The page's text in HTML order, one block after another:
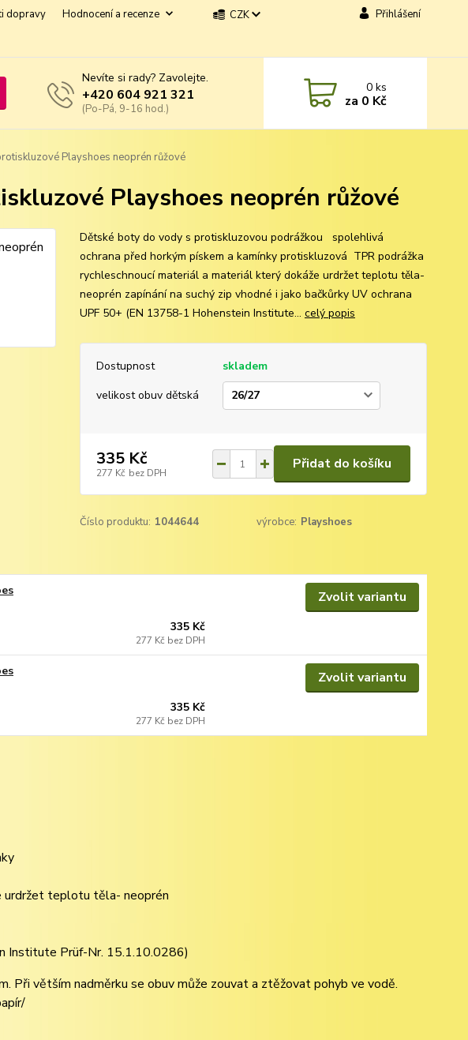
dopravy
Hodnocení a recenze
CZK Přihlášení
Nevíte si rady? Zavolejte.
+420 604 921 321
(Po-Pá, 9-16 hod.)
0ks
za 0 Kč
Playshoes neoprén růžové
Playshoes neoprén růžové
Dětské boty do vody s protiskluzovou podrážkou spolehlivá
ochrana před horkým pískem a kamínky protiskluzová TPR podrážka
rychleschnoucí materiál a materiál který dokáže urdržet teplotu těla-
neoprén zapínání na suchý zip vhodné i jako bačkůrky UV ochrana
UPF 50+ (EN 13758-1 Hohenstein Institute... celý popis
Dostupnost
skladem
velikost obuv dětská
335 Kč
277 Kč bez DPH
Přidat do košíku
Číslo produktu: 1044644 výrobce: Playshoes
335 Kč
277 Kč bez DPH
Zvolit variantu
335 Kč
277 Kč bez DPH
Zvolit variantu
urdržet teplotu těla- neoprén
Institute Prüf-Nr. 15.1.10.0286)
Při větším nadměrku se obuv může zouvat a ztěžovat pohyb ve vodě.